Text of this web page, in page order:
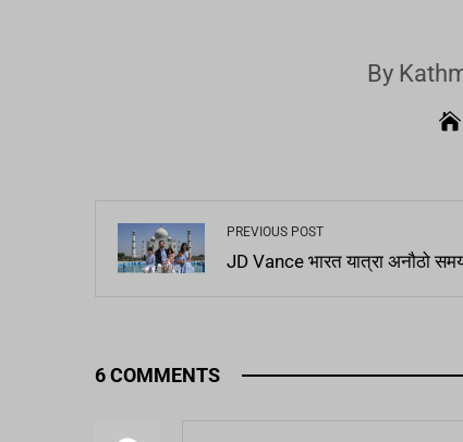
By
PREVIOUS POST
JD Vance भारत यात्रा अनौठो
6 COMMENTS